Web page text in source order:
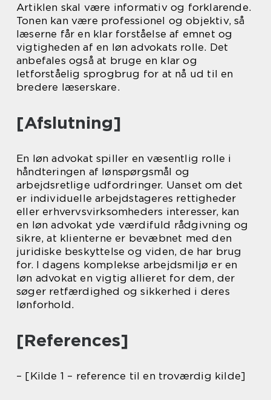
Artiklen skal være informativ og forklarende.
Tonen kan være professionel og objektiv, så
læserne får en klar forståelse af emnet og
vigtigheden af en løn advokats rolle. Det
anbefales også at bruge en klar og
letforståelig sprogbrug for at nå ud til en
bredere læserskare.
[Afslutning]
En løn advokat spiller en væsentlig rolle i
håndteringen af lønspørgsmål og
arbejdsretlige udfordringer. Uanset om det
er individuelle arbejdstageres rettigheder
eller erhvervsvirksomheders interesser, kan
en løn advokat yde værdifuld rådgivning og
sikre, at klienterne er bevæbnet med den
juridiske beskyttelse og viden, de har brug
for. I dagens komplekse arbejdsmiljø er en
løn advokat en vigtig allieret for dem, der
søger retfærdighed og sikkerhed i deres
lønforhold.
[References]
– [Kilde 1 – reference til en troværdig kilde]